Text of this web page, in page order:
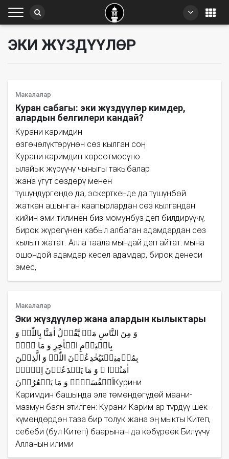
ЭКИ ЖҮЗДҮҮЛӨР
Макалалар
Куран сабагы: эки жүздүүлөр кимдер,
алардын белгилери кандай?
Курани каримдин
өзгөчөлүктөрүнөн сөз кылган соң
Курани каримдин көрсөтмөсүнө
ылайык жүрүүчү чыныгы такыбалар
жана үгүт сөздөрү менен
түшүндүргөндө да, эскерткенде да түшүнбөй
жаткан ашынган каапырлардан сөз кылгандан
кийин эми тилинен биз момунбуз деп билдирүүчү,
бирок жүрөгүнөн кабыл албаган адамдардан сөз
кылып жатат. Алла таала мындай деп айтат: мына
ошондой адамдар кесел адамдар, бирок денеси
эмес,
Макалалар
Эки жүздүүлөр жана алардын кылыктары
وَ مِنَ النَّاسِ مَنۡ یَّقُوۡلُ اٰمَنَّا بِاللّٰہِ وَ
بِالۡیَوۡمِ الۡاٰخِرِ وَ مَا ہُمۡ
بِمُؤۡمِنِیۡنَیُخٰدِعُوۡنَ اللّٰہَ وَ الَّذِیۡنَ
اٰمَنُوۡا ۚ وَ مَا یَخۡدَعُوۡنَ اِلَّاۤ
اَنۡفُسَہُمۡ وَ مَا یَشۡعُرُوۡنَКурини
Каримдин башында эле төмөндөгүдөй маани-
мазмун баян этилген: Курани Карим ар түрдүү шек-
күмөндөрдөн таза бир толук жана эң мыкты Китеп,
себеби (бул Китеп) баарынан да көбүрөөк Билүүчү
Алланын илими